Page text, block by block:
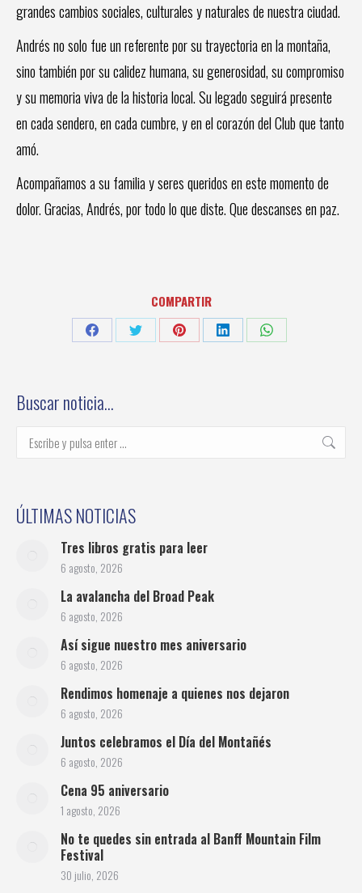
grandes cambios sociales, culturales y naturales de nuestra ciudad.
Andrés no solo fue un referente por su trayectoria en la montaña,
sino también por su calidez humana, su generosidad, su compromiso
y su memoria viva de la historia local. Su legado seguirá presente
en cada sendero, en cada cumbre, y en el corazón del Club que tanto
amó.
Acompañamos a su familia y seres queridos en este momento de
dolor. Gracias, Andrés, por todo lo que diste. Que descanses en paz.
COMPARTIR
Share
Share
Share
Share
Share
Buscar noticia…
Buscar:
ÚLTIMAS NOTICIAS
Tres libros gratis para leer
6 agosto, 2026
La avalancha del Broad Peak
6 agosto, 2026
Así sigue nuestro mes aniversario
6 agosto, 2026
Rendimos homenaje a quienes nos dejaron
6 agosto, 2026
Juntos celebramos el Día del Montañés
6 agosto, 2026
Cena 95 aniversario
1 agosto, 2026
No te quedes sin entrada al Banff Mountain Film
Festival
30 julio, 2026